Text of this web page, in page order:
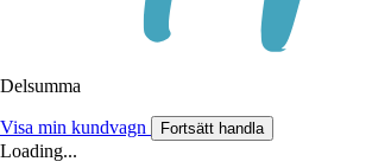
Delsumma
Visa min kundvagn Fortsätt handla
Loading...